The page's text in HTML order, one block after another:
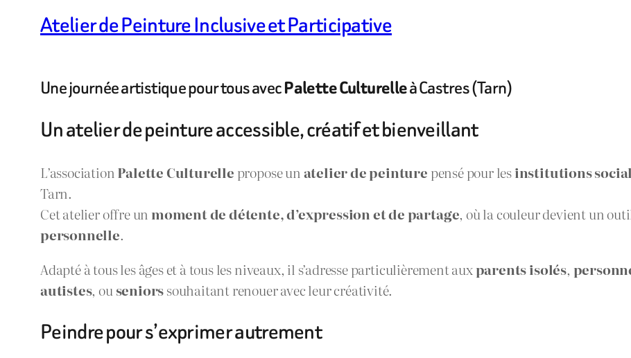
Atelier de Peinture Inclusive et Participative
Une journée artistique pour tous avecPalette Culturelleà Castres (Tarn)
Un atelier de peinture accessible, créatif et bienveillant
L’associationPalette Culturelle propose unatelier de peinture pensé pour lesinstitutions
Tarn.
Cet atelier offre un moment de détente, d’expression et de partage, où la couleur devient un
personnelle.
Adapté à tous les âges et à tous les niveaux, il s’adresse particulièrement auxparents isolés,
autistes, ou seniorssouhaitant renouer avec leur créativité.
Peindre pour s’exprimer autrement